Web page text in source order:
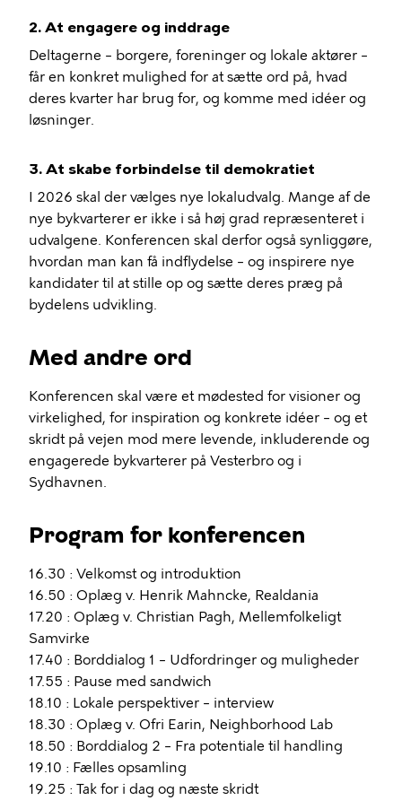
2. At engagere og inddrage
Deltagerne – borgere, foreninger og lokale aktører –
får en konkret mulighed for at sætte ord på, hvad
deres kvarter har brug for, og komme med idéer og
løsninger.
3. At skabe forbindelse til demokratiet
I 2026 skal der vælges nye lokaludvalg. Mange af de
nye bykvarterer er ikke i så høj grad repræsenteret i
udvalgene. Konferencen skal derfor også synliggøre,
hvordan man kan få indflydelse – og inspirere nye
kandidater til at stille op og sætte deres præg på
bydelens udvikling.
Med andre ord
Konferencen skal være et mødested for visioner og
virkelighed, for inspiration og konkrete idéer – og et
skridt på vejen mod mere levende, inkluderende og
engagerede bykvarterer på Vesterbro og i
Sydhavnen.
Program for konferencen
16.30 : Velkomst og introduktion
16.50 : Oplæg v. Henrik Mahncke, Realdania
17.20 : Oplæg v. Christian Pagh, Mellemfolkeligt
Samvirke
17.40 : Borddialog 1 – Udfordringer og muligheder
17.55 : Pause med sandwich
18.10 : Lokale perspektiver – interview
18.30 : Oplæg v. Ofri Earin, Neighborhood Lab
18.50 : Borddialog 2 – Fra potentiale til handling
19.10 : Fælles opsamling
19.25 : Tak for i dag og næste skridt